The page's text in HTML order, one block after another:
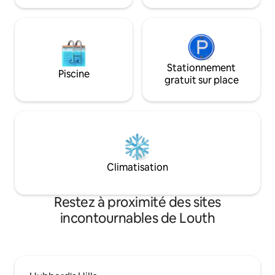
Piscine
Stationnement
gratuit sur place
Climatisation
Restez à proximité des sites
incontournables de Louth